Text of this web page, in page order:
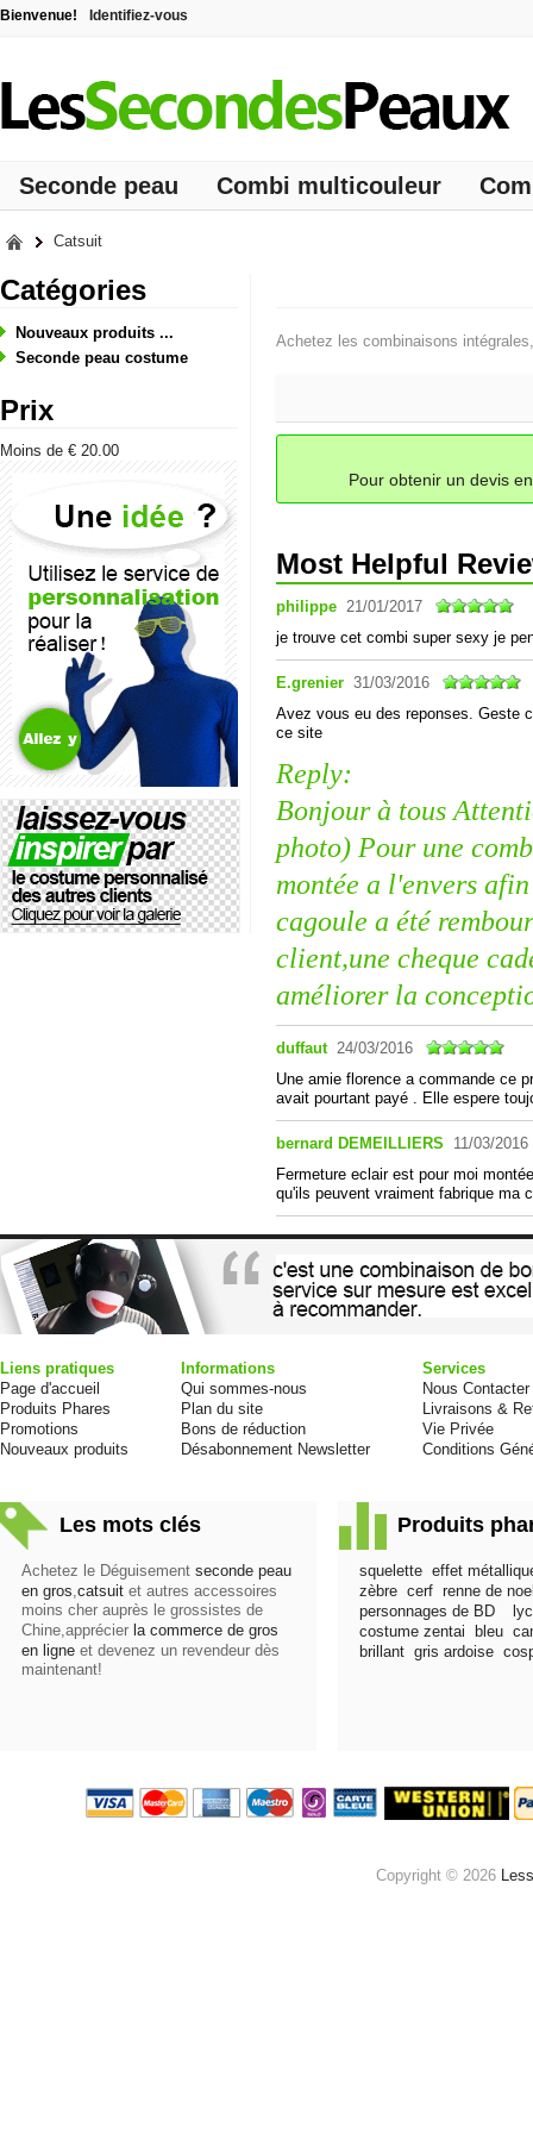
Bienvenue! Identifiez-vous
Seconde peau Combi multicouleur
Catsuit
Catégories
Nouveaux produits ...
Seconde peau costume
Prix
Moins de € 20.00
Achetez les combinaisons
Pour obtenir un devis
Most Helpful
philippe 21/01/2017
je trouve cet combi super sexy je
E.grenier 31/03/2016
Avez vous eu des reponses. Geste
ce site
Reply:
Bonjour à tous
photo) Pour une
montée a l'envers
cagoule a été
client,une cheque
améliorer la
duffaut 24/03/2016
Une amie florence a commande ce
avait pourtant payé . Elle espere
bernard DEMEILLIERS
11/03/2016
Fermeture eclair est pour moi
qu'ils peuvent vraiment fabrique ma
Liens pratiques
Page d'accueil
Produits Phares
Promotions
Nouveaux produits
Informations
Qui sommes-nous
Plan du site
Bons de réduction
Désabonnement Newsletter
Services
Nous Contacter
Livraisons &
Vie Privée
Conditions
Les mots clés
Achetez le Déguisement seconde peau
en gros,catsuit et autres accessoires
moins cher auprès le grossistes de
Chine,apprécier la commerce de gros
en ligne et devenez un revendeur dès
maintenant!
Produits
squelette effet
zèbre cerf renne de
personnages de BD
costume zentai
bleu
brillant gris ardoise
Copyright © 2026